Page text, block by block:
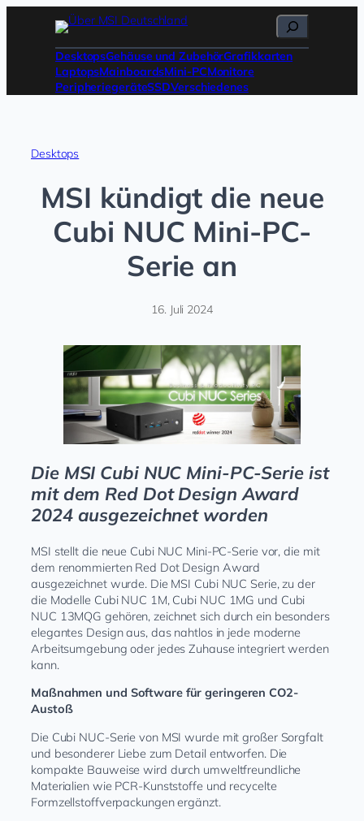
Suchen
DesktopsGehäuse und ZubehörGrafikkarten
LaptopsMainboardsMini-PCMonitore
PeripheriegeräteSSDVerschiedenes
Desktops
MSI kündigt die neue
Cubi NUC Mini-PC-
Serie an
16. Juli 2024
Die MSI Cubi NUC Mini-PC-Serie ist
mit dem Red Dot Design Award
2024 ausgezeichnet worden
MSI stellt die neue Cubi NUC Mini-PC-Serie vor, die mit
dem renommierten Red Dot Design Award
ausgezeichnet wurde. Die MSI Cubi NUC Serie, zu der
die Modelle Cubi NUC 1M, Cubi NUC 1MG und Cubi
NUC 13MQG gehören, zeichnet sich durch ein besonders
elegantes Design aus, das nahtlos in jede moderne
Arbeitsumgebung oder jedes Zuhause integriert werden
kann.
Maßnahmen und Software für geringeren CO2-
Austoß
Die Cubi NUC-Serie von MSI wurde mit großer Sorgfalt
und besonderer Liebe zum Detail entworfen. Die
kompakte Bauweise wird durch umweltfreundliche
Materialien wie PCR-Kunststoffe und recycelte
Formzellstoffverpackungen ergänzt.